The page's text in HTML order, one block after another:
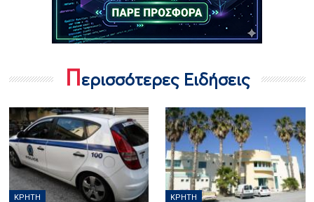
Περισσότερες Ειδήσεις
ΚΡΉΤΗ ΚΡΉΤΗ